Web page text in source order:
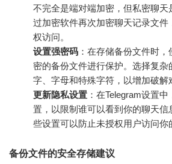
不完全是端对端加密，但私密聊天
过加密软件再次加密聊天记录文
权访问。
设置强密码 ：在存储备份文件时
密的备份文件进行保护。选择复杂
字、字母和特殊字符，以增加破解
更新隐私设置 ：在Telegram设置
置，以限制谁可以看到你的聊天
些设置可以防止未授权用户访问你
备份文件的安全存储建议